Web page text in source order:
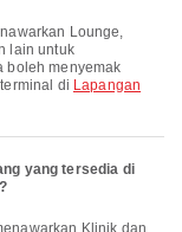
lain untuk
boleh menyemak
di Lapangan
yang tersedia di